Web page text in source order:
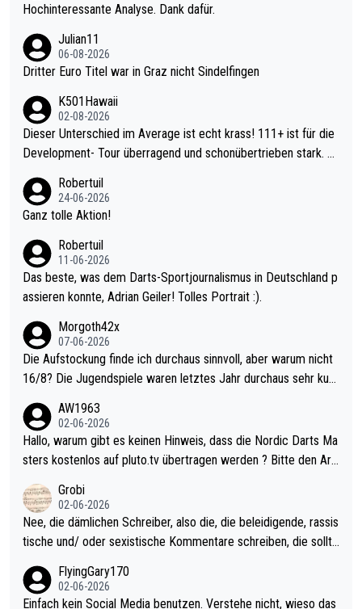
Hochinteressante Analyse. Dank dafür.
Julian11
06-08-2026
Dritter Euro Titel war in Graz nicht Sindelfingen
K501Hawaii
02-08-2026
Dieser Unterschied im Average ist echt krass! 111+ ist für die
Development- Tour überragend und schonübertrieben stark. U
mal 40+ erst recht. Da gewinnst keinen Blumentopf - ist ja noc
h krasser wie ein Pokalspiel eines Kreisligisten vs einem Bund
Robertuil
24-06-2026
Ganz tolle Aktion!
Robertuil
11-06-2026
Das beste, was dem Darts-Sportjournalismus in Deutschland p
assieren konnte, Adrian Geiler! Tolles Portrait :).
Morgoth42x
07-06-2026
Die Aufstockung finde ich durchaus sinnvoll, aber warum nicht
16/8? Die Jugendspiele waren letztes Jahr durchaus sehr kurz
Allerdings ist Mitchell Lawrie als Nummer 1 der Welt eh qualifi
ziert. Somit ändert die automatische Qualifikation des Weltmei
sters erstmal nichts. Ich denke sie wollen damit für nächstes J
ohl wenig WDF Turniere spielen. Dies war bei Archie Self letzt
es Jahr der Fall. Er musste als amtierender Weltmeister durch
den Qualifier und ich glaube kaum, dass Mitchel sich das (in Ve
gas) antun würde, wenn er doch eigentlich die PDC-WM als Zi
el hat.
AW1963
02-06-2026
Hallo, warum gibt es keinen Hinweis, dass die Nordic Darts Ma
sters kostenlos auf pluto.tv übertragen werden ? Bitte den Arti
Grobi
02-06-2026
Nee, die dämlichen Schreiber, also die, die beleidigende, rassis
tische und/ oder sexistische Kommentare schreiben, die sollte
s Leben in den Griff kriegen. Nur eins wundert mich: Luke Little
r war doch neulich erst derjenige, der über Social Media GvV p
FlyingGary170
02-06-2026
Einfach kein Social Media benutzen. Verstehe nicht, wieso das